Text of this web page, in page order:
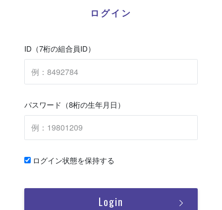
ログイン
ID（7桁の組合員ID）
パスワード（8桁の生年月日）
ログイン状態を保持する
Login